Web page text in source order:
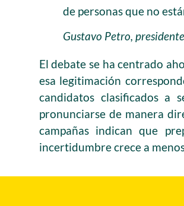
de personas que no
Gustavo Petro,
El debate se ha centrado
esa legitimación
candidatos clasificados a
pronunciarse de manera
campañas indican que
incertidumbre crece a